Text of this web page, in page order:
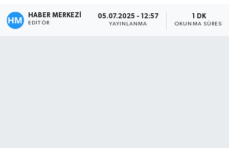
HABER MERKEZİ
EDITÖR
05.07.2025 - 12:57
YAYINLANMA
1 DK
OKUNMA SÜRESI